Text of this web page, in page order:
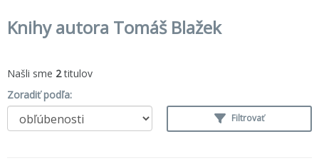
Knihy autora Tomáš Blažek
Našli sme 2titulov
Zoradiť podľa:
Filtrovať